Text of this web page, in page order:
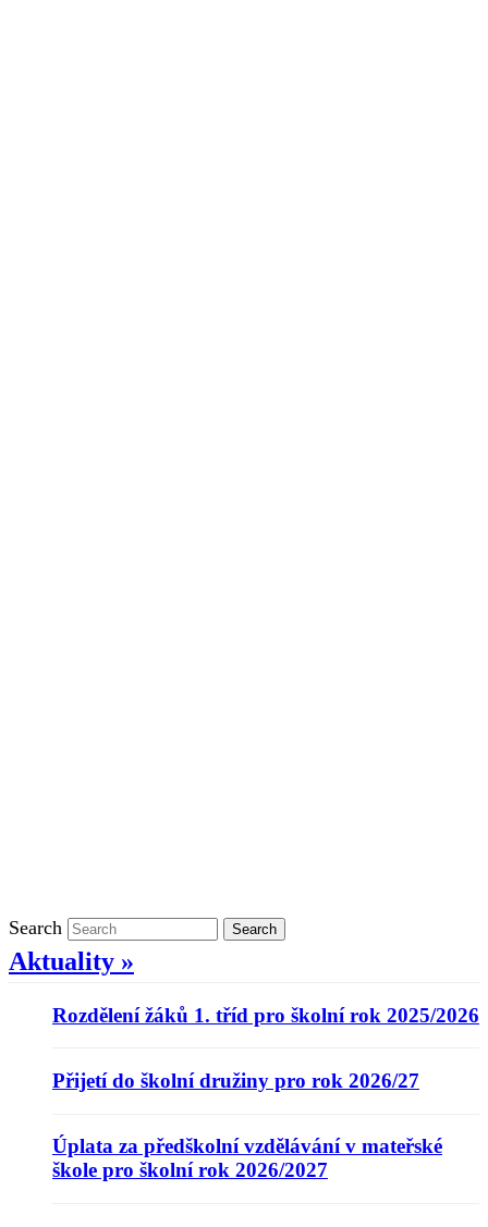
Search Search
Aktuality »
Rozdělení žáků 1. tříd pro školní rok 2025/2026
Přijetí do školní družiny pro rok 2026/27
Úplata za předškolní vzdělávání v mateřské
škole pro školní rok 2026/2027